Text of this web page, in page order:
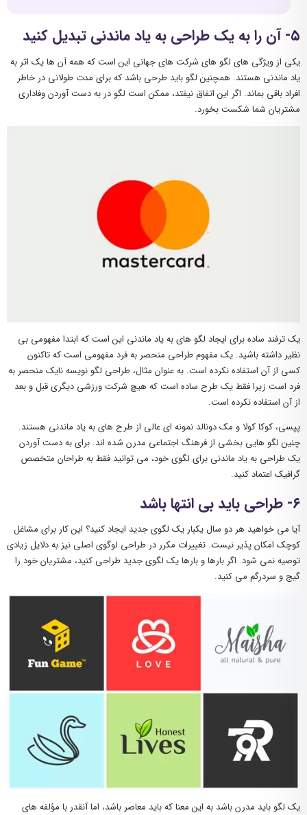
۵- آن را به یک طراحی به یاد ماندنی تبدیل کنید
یکی از ویژگی های لگو های شرکت های جهانی این است که همه آن ها یک اثر به
یاد ماندنی هستند. همچنین لگو باید طرحی باشد که برای مدت طولانی در خاطر
افراد باقی بماند. اگر این اتفاق نیفتد، ممکن است لگو در به دست آوردن وفاداری
مشتریان شما شکست بخورد.
یک ترفند ساده برای ایجاد لگو های به یاد ماندنی این است که ابتدا مفهومی بی
نظیر داشته باشید. یک مفهوم طراحی منحصر به فرد مفهومی است که تاکنون
کسی از آن استفاده نکرده است. به عنوان مثال، طراحی لگو نویسه نایک منحصر به
فرد است زیرا فقط یک طرح ساده است که هیچ شرکت ورزشی دیگری قبل و بعد
از آن استفاده نکرده است.
پپسی، کوکا کولا و مک دونالد نمونه ای عالی از طرح های به یاد ماندنی هستند.
چنین لگو هایی بخشی از فرهنگ اجتماعی مدرن شده اند. برای به دست آوردن
یک طراحی به یاد ماندنی برای لگوی خود، می توانید فقط به طراحان متخصص
گرافیک اعتماد کنید.
۶- طراحی باید بی انتها باشد
آیا می خواهید هر دو سال یکبار یک لگوی جدید ایجاد کنید؟ این کار برای مشاغل
کوچک امکان پذیر نیست. تغییرات مکرر در طراحی لوگوی اصلی نیز به دلایل زیادی
توصیه نمی شود. اگر بارها و بارها یک لگوی جدید طراحی کنید، مشتریان خود را
گیج و سردرگم می کنید.
یک لگو باید مدرن باشد به این معنا که باید معاصر باشد، اما آنقدر با مؤلفه های